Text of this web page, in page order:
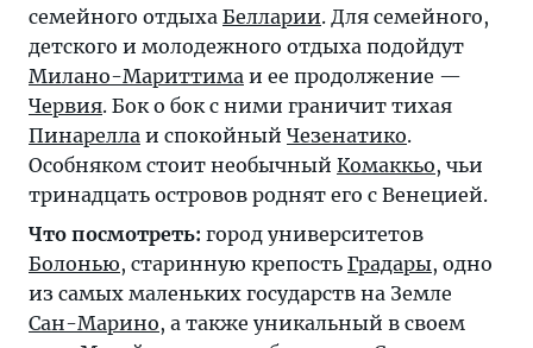
семейного отдыха Белларии. Для семейного,
детского и молодежного отдыха подойдут
Милано-Мариттима и ее продолжение —
Червия. Бок о бок с ними граничит тихая
Пинарелла и спокойный Чезенатико.
Особняком стоит необычный Комаккьо, чьи
тринадцать островов роднят его с Венецией.
Что посмотреть: город университетов
Болонью, старинную крепость Градары, одно
из самых маленьких государств на Земле
Сан-Марино, а также уникальный в своем